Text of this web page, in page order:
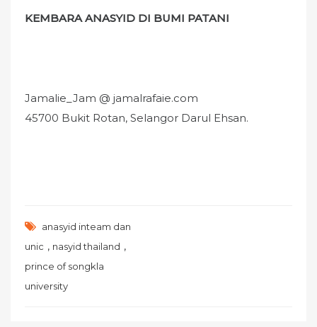
KEMBARA ANASYID DI BUMI PATANI
Jamalie_Jam @ jamalrafaie.com
45700 Bukit Rotan, Selangor Darul Ehsan.
anasyid inteam dan
unic , nasyid thailand ,
prince of songkla
university